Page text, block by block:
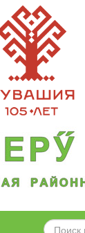
ИСКАТЬ...